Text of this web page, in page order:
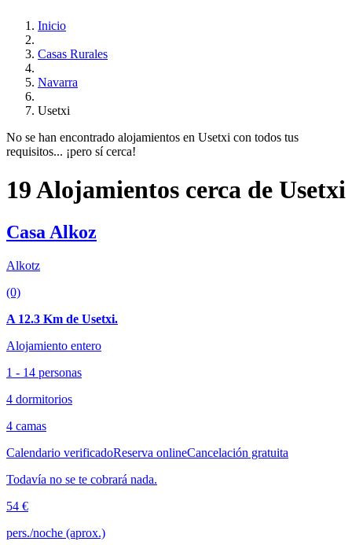
Inicio
Casas Rurales
Navarra
Usetxi
No se han encontrado alojamientos en Usetxi con todos tus
requisitos... ¡pero sí cerca!
19 Alojamientos cerca de Usetxi
Casa Alkoz
Alkotz
(0)
A 12.3 Km de Usetxi.
Alojamiento entero
1 - 14 personas
4 dormitorios
4 camas
Calendario verificadoReserva onlineCancelación gratuita
Todavía no se te cobrará nada.
54 €
pers./noche (aprox.)